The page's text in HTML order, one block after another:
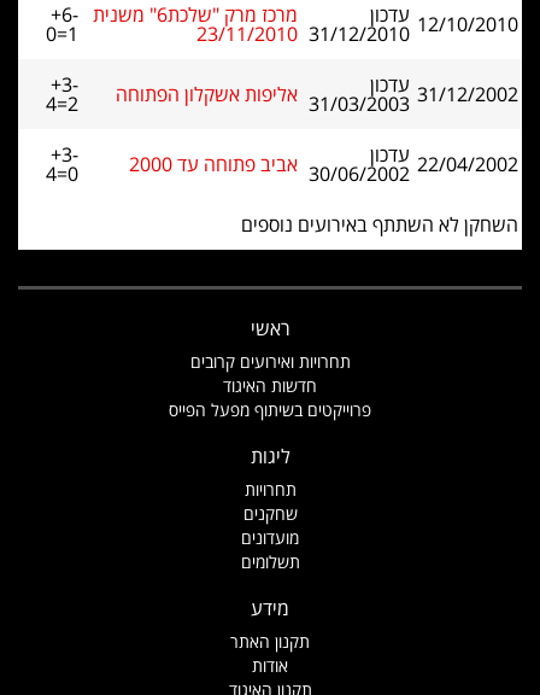
12/10/2010 עדכון
31/12/2010
מרכז מרק "שלכת6" משנית
23/11/2010
+6-
0=1
31/12/2002 עדכון
31/03/2003 אליפות אשקלון הפתוחה +3-
4=2
22/04/2002 עדכון
30/06/2002 אביב פתוחה עד 2000 +3-
4=0
השחקן לא השתתף באירועים נוספים
ראשי
תחרויות ואירועים קרובים
חדשות האיגוד
פרוייקטים בשיתוף מפעל הפייס
ליגות
תחרויות
שחקנים
מועדונים
תשלומים
מידע
תקנון האתר
אודות
תקנון האיגוד